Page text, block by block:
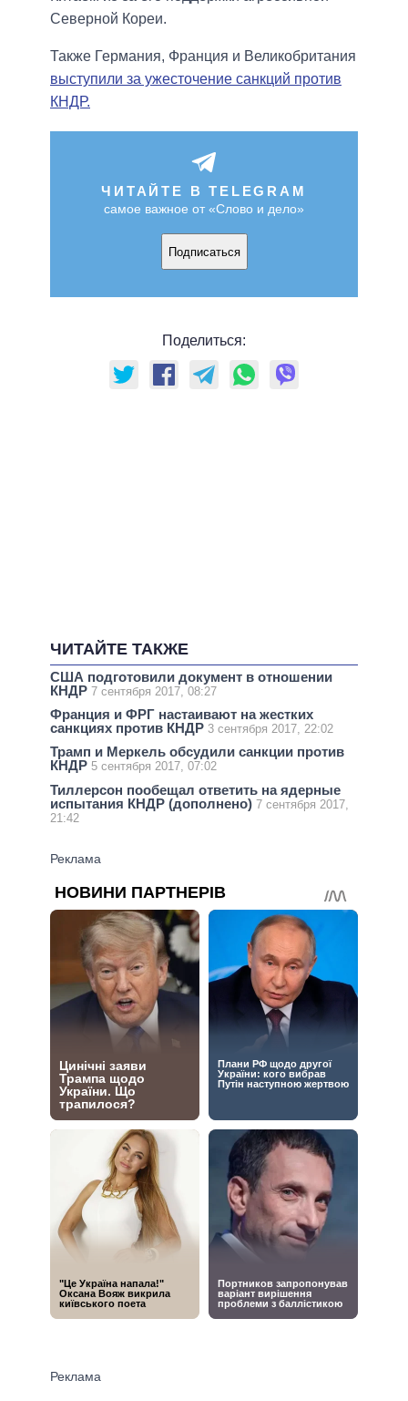
Северной Кореи.
Также Германия, Франция и Великобритания
выступили за ужесточение санкций против
КНДР.
ЧИТАЙТЕ В TELEGRAM
самое важное от «Слово и дело»
Подписаться
Поделиться:
ЧИТАЙТЕ ТАКЖЕ
США подготовили документ в отношении
КНДР 7 сентября 2017, 08:27
Франция и ФРГ настаивают на жестких
санкциях против КНДР 3 сентября 2017, 22:02
Трамп и Меркель обсудили санкции против
КНДР 5 сентября 2017, 07:02
Тиллерсон пообещал ответить на ядерные
испытания КНДР (дополнено) 7 сентября 2017,
21:42